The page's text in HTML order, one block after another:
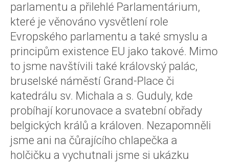
parlamentu a přilehlé Parlamentárium,
které je věnováno vysvětlení role
Evropského parlamentu a také smyslu a
principům existence EU jako takové. Mimo
to jsme navštívili také královský palác,
bruselské náměstí Grand-Place či
katedrálu sv. Michala a s. Guduly, kde
probíhají korunovace a svatební obřady
belgických králů a královen. Nezapomněli
jsme ani na čůrajícího chlapečka a
holčičku a vychutnali jsme si ukázku